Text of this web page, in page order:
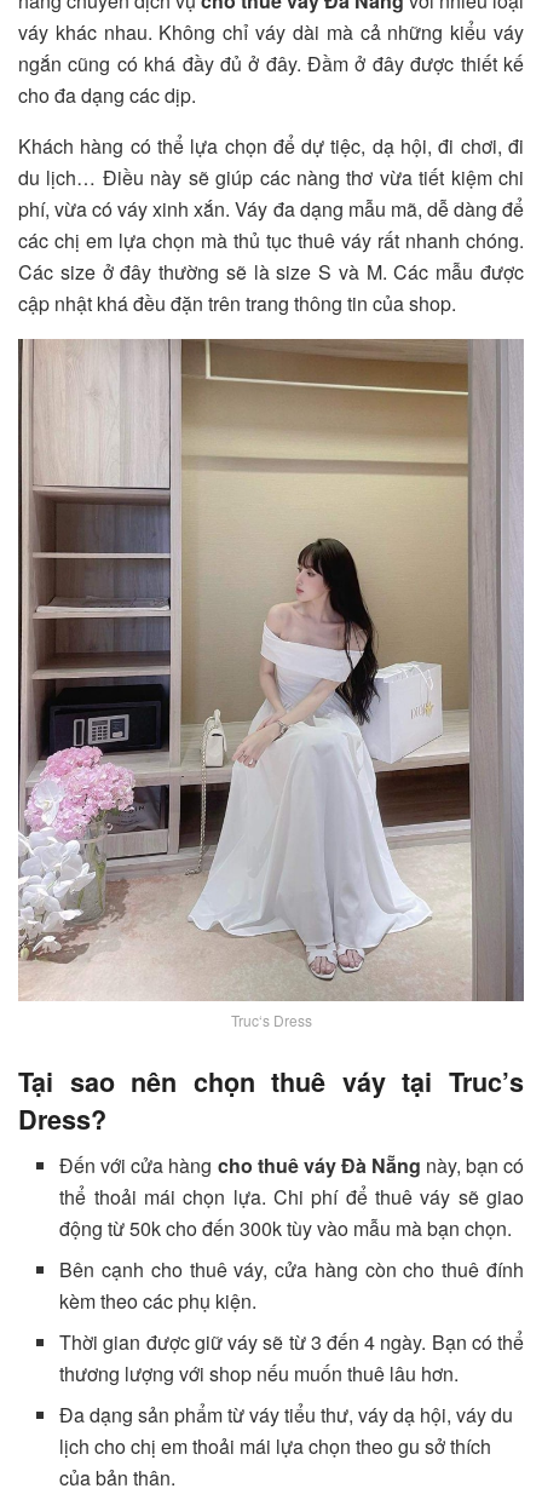
váy khác nhau. Không chỉ váy dài mà cả những kiểu váy
ngắn cũng có khá đầy đủ ở đây. Đầm ở đây được thiết kế
cho đa dạng các dịp.
Khách hàng có thể lựa chọn để dự tiệc, dạ hội, đi chơi, đi
du lịch… Điều này sẽ giúp các nàng thơ vừa tiết kiệm chi
phí, vừa có váy xinh xắn. Váy đa dạng mẫu mã, dễ dàng để
các chị em lựa chọn mà thủ tục thuê váy rất nhanh chóng.
Các size ở đây thường sẽ là size S và M. Các mẫu được
cập nhật khá đều đặn trên trang thông tin của shop.
Truc‘s Dress
Tại sao nên chọn thuê váy tại Truc’s
Dress?
Đến với cửa hàng cho thuê váy Đà Nẵng này, bạn có
thể thoải mái chọn lựa. Chi phí để thuê váy sẽ giao
động từ 50k cho đến 300k tùy vào mẫu mà bạn chọn.
Bên cạnh cho thuê váy, cửa hàng còn cho thuê đính
kèm theo các phụ kiện.
Thời gian được giữ váy sẽ từ 3 đến 4 ngày. Bạn có thể
thương lượng với shop nếu muốn thuê lâu hơn.
Đa dạng sản phẩm từ váy tiểu thư, váy dạ hội, váy du
lịch cho chị em thoải mái lựa chọn theo gu sở thích
của bản thân.